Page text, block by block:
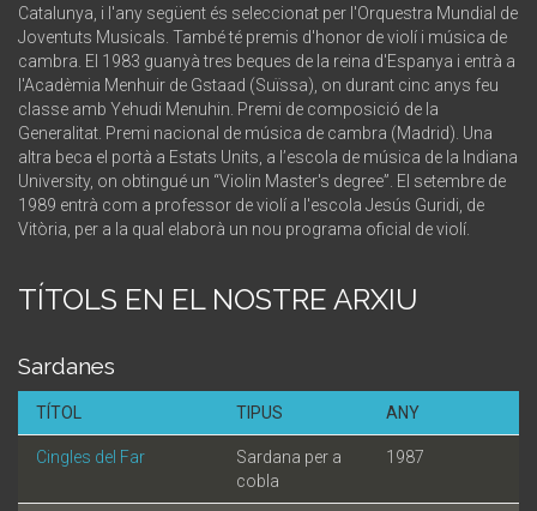
Catalunya, i l'any següent és seleccionat per l'Orquestra Mundial de
Joventuts Musicals. També té premis d'honor de violí i música de
cambra. El 1983 guanyà tres beques de la reina d'Espanya i entrà a
l'Acadèmia Menhuir de Gstaad (Suïssa), on durant cinc anys feu
classe amb Yehudi Menuhin. Premi de composició de la
Generalitat. Premi nacional de música de cambra (Madrid). Una
altra beca el portà a Estats Units, a l’escola de música de la Indiana
University, on obtingué un “Violin Master's degree”. El setembre de
1989 entrà com a professor de violí a l'escola Jesús Guridi, de
Vitòria, per a la qual elaborà un nou programa oficial de violí.
TÍTOLS EN EL NOSTRE ARXIU
Sardanes
TÍTOL TIPUS ANY
Cingles del Far
Sardana per a
cobla
1987